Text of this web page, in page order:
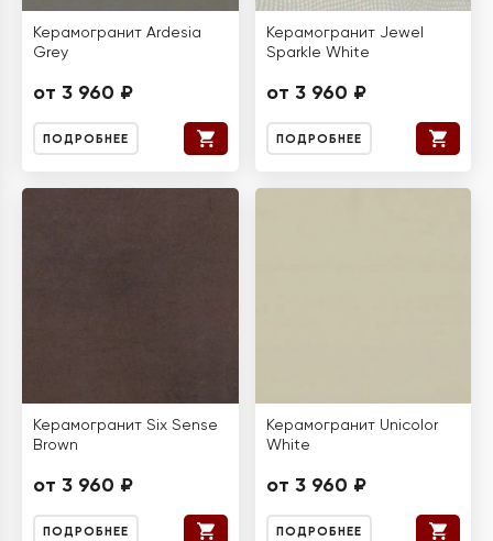
Керамогранит Ardesia
Grey
от 3 960 ₽
ПОДРОБНЕЕ
Керамогранит Jewel
Sparkle White
от 3 960 ₽
ПОДРОБНЕЕ
Керамогранит Six Sense
Brown
от 3 960 ₽
ПОДРОБНЕЕ
Керамогранит Unicolor
White
от 3 960 ₽
ПОДРОБНЕЕ